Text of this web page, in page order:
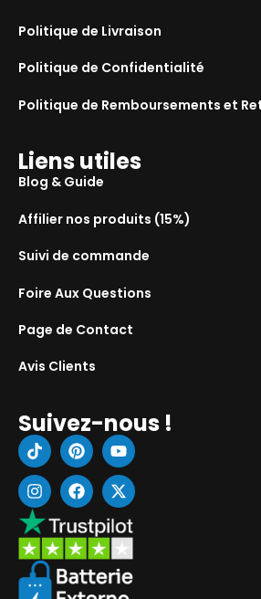
Politique de Livraison
Politique de Confidentialité
Politique de Remboursements et
Liens utiles
Blog & Guide
Affilier nos produits (15%)
Suivi de commande
Foire Aux Questions
Page de Contact
Avis Clients
Suivez-nous !